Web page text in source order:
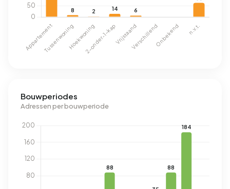
Bouwperiodes
Adressen per bouwperiode